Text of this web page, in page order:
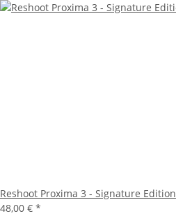
Reshoot Proxima 3 - Signature Edition
48,00 € *